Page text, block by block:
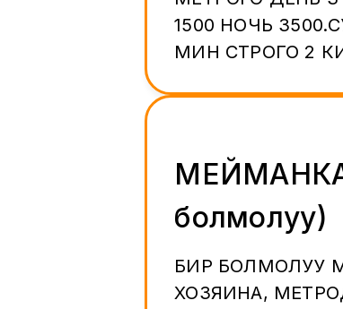
ХОЗЯИНА
1500 НОЧЬ
МИН СТРОГО 2
болмолуу)
БИР БОЛМОЛУУ МЕЙМАНКАНА , БЕЗ
ХОЗЯИНА,